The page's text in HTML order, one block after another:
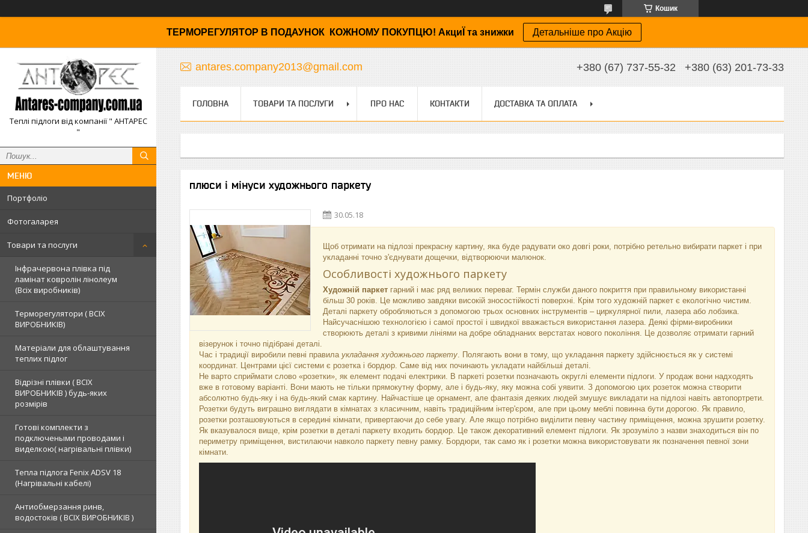
Кошик
ТЕРМОРЕГУЛЯТОР В ПОДАУНОК КОЖНОМУ ПОКУПЦЮ! АкциЇ та знижки Детальніше про Акцію
Теплі підлоги від компанії " АНТАРЕС
"
Портфоліо
Фотогаларея
Товари та послуги
Інфрачервона плівка під
ламінат ковролін лінолеум
(Всіх виробників)
Терморегулятори ( ВСІХ
ВИРОБНИКІВ)
Матеріали для облаштування
теплих підлог
Відрізні плівки ( ВСІХ
ВИРОБНИКІВ ) будь-яких
розмірів
Готові комплекти з
подключеными проводами і
виделкою( нагрівальні плівки)
Тепла підлога Fenix ADSV 18
(Нагрівальні кабелі)
Антиобмерзання ринв,
водостоків ( ВСІХ ВИРОБНИКІВ )
antares.company2013@gmail.com +380 (67) 737-55-32 +380 (63) 201-73-33
ГОЛОВНА ТОВАРИ ТА ПОСЛУГИ ПРО НАС КОНТАКТИ ДОСТАВКА ТА ОПЛАТА
плюси і мінуси художнього паркету
30.05.18
Щоб отримати на підлозі прекрасну картину, яка буде радувати око довгі роки, потрібно ретельно вибирати паркет і при
укладанні точно з'єднувати дощечки, відтворюючи малюнок.
Особливості художнього паркету
Художній паркет гарний і має ряд великих переваг. Термін служби даного покриття при правильному використанні
більш 30 років. Це можливо завдяки високій зносостійкості поверхні. Крім того художній паркет є екологічно чистим.
Деталі паркету обробляються з допомогою трьох основних інструментів – циркулярної пили, лазера або лобзика.
Найсучаснішою технологією і самої простої і швидкої вважається використання лазера. Деякі фірми-виробники
створюють деталі з кривими лініями на добре обладнаних верстатах нового покоління. Це дозволяє отримати гарний
візерунок і точно підібрані деталі.
Час і традиції виробили певні правила укладання художнього паркету. Полягають вони в тому, що укладання паркету здійснюється як у системі
координат. Центрами цієї системи є розетка і бордюр. Саме від них починають укладати найбільші деталі.
Не варто сприймати слово «розетки», як елемент подачі електрики. В паркеті розетки позначають округлі елементи підлоги. У продаж вони надходять
вже в готовому варіанті. Вони мають не тільки прямокутну форму, але і будь-яку, яку можна собі уявити. З допомогою цих розеток можна створити
абсолютно будь-яку і на будь-який смак картину. Найчастіше це орнамент, але фантазія деяких людей змушує викладати на підлозі навіть автопортрети.
Розетки будуть виграшно виглядати в кімнатах з класичним, навіть традиційним інтер'єром, але при цьому меблі повинна бути дорогою. Як правило,
розетки розташовуються в середині кімнати, привертаючи до себе увагу. Але якщо потрібно виділити певну частину приміщення, можна зрушити розетку.
Як вказувалося вище, крім розетки в деталі паркету входить бордюр. Це також декоративний елемент підлоги. Як зрозуміло з назви знаходиться він по
периметру приміщення, вистилаючи навколо паркету певну рамку. Бордюри, так само як і розетки можна використовувати як позначення певної зони
кімнати.